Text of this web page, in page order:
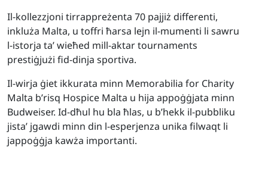
Il-kollezzjoni tirrappreżenta 70 pajjiż differenti,
inkluża Malta, u toffri ħarsa lejn il-mumenti li sawru
l-istorja ta’ wieħed mill-aktar tournaments
prestiġjużi fid-dinja sportiva.
Il-wirja ġiet ikkurata minn Memorabilia for Charity
Malta b’risq Hospice Malta u hija appoġġjata minn
Budweiser. Id-dħul hu bla ħlas, u b’hekk il-pubbliku
jista’ jgawdi minn din l-esperjenza unika filwaqt li
jappoġġja kawża importanti.